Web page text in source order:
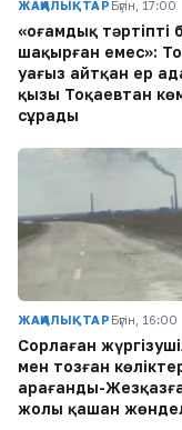
ЖАҢАЛЫҚТАР Бүгін, 17:00
«Қоғамдық тәртіпті
шақырған емес»:
уағыз айтқан ер
қызы Тоқаевтан
сұрады
ЖАҢАЛЫҚТАР Бүгін, 16:00
Сорлаған
мен тозған
Қарағанды-
жолы қашан